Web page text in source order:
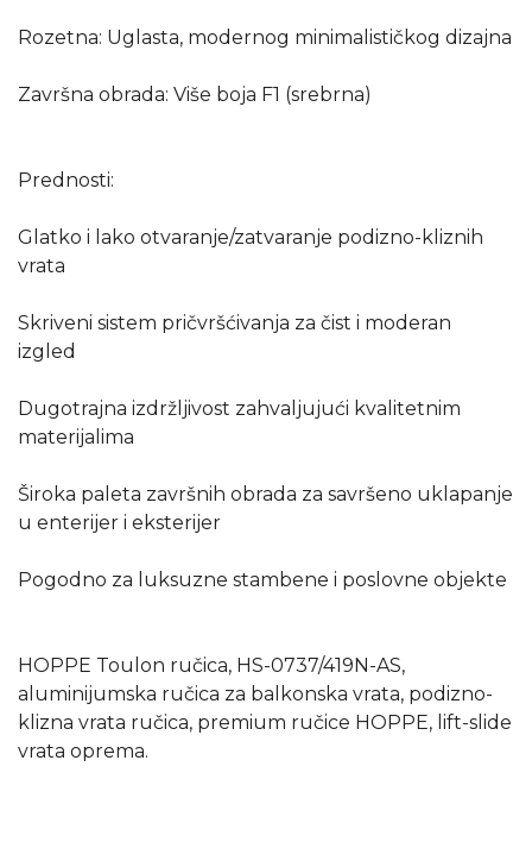
Rozetna: Uglasta, modernog minimalističkog dizajna
Završna obrada: Više boja F1 (srebrna)
Prednosti:
Glatko i lako otvaranje/zatvaranje podizno-kliznih
vrata
Skriveni sistem pričvršćivanja za čist i moderan
izgled
Dugotrajna izdržljivost zahvaljujući kvalitetnim
materijalima
Široka paleta završnih obrada za savršeno uklapanje
u enterijer i eksterijer
Pogodno za luksuzne stambene i poslovne objekte
HOPPE Toulon ručica, HS-0737/419N-AS,
aluminijumska ručica za balkonska vrata, podizno-
klizna vrata ručica, premium ručice HOPPE, lift-slide
vrata oprema.